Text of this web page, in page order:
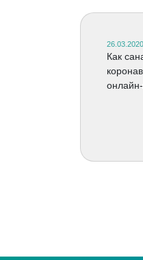
26.03.2020
Как